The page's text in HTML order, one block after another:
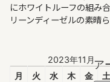
にホワイトルーフの組み
リーンディーゼルの素晴
2023年11月
月
火 水 木 金 土
ア